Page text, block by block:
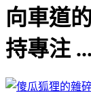
向車道
持專注